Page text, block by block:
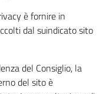
è fornire in
dal suindicato sito
del Consiglio, la
del sito è